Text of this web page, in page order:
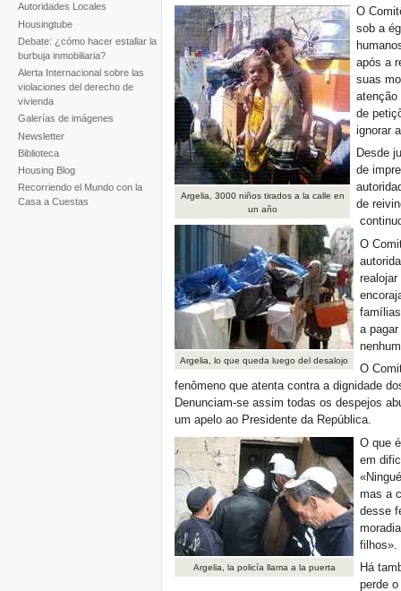
Autoridades Locales
Housingtube
Debate: ¿cómo hacer estallar la
burbuja inmobiliaria?
Alerta Internacional sobre las
violaciones del derecho de
vivienda
Galerías de imágenes
Newsletter
Biblioteca
Housing Blog
Recorriendo el Mundo con la
Casa a Cuestas
Argelia, 3000 niños tirados a la calle en
un año
O
sob a
após a
suas
atenção
de
ignorar
Argelia, lo que queda luego del desalojo
Desde
de
de
O
a
O
fenômeno que atenta contra a dignidade
Denunciam-se assim todas os despejos
um apelo ao Presidente da República.
Argelia, la policía llama a la puerta
O que
em
mas a
desse
filhos».
Há
perde